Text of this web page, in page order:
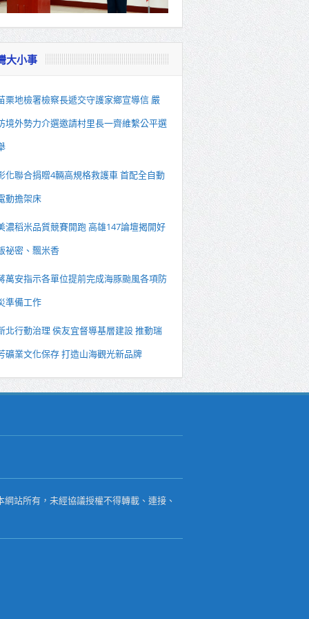
大小事
栗地檢署檢察長遞交守護家鄉宣導信 嚴
境外勢力介選邀請村里長一齊維繫公平選
化聯合捐贈4輛高規格救護車 首配全自動
動擔架床
濃稻米品質競賽開跑 高雄147論壇揭開好
祕密、飄米香
萬安指示各單位提前完成海豚颱風各項防
準備工作
北行動治理 侯友宜督導基層建設 推動瑞
礦業文化保存 打造山海觀光新品牌
站所有，未經協議授權不得轉載、連接、